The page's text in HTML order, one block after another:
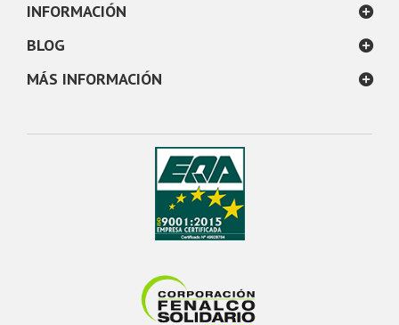
INFORMACIÓN
BLOG
MÁS INFORMACIÓN